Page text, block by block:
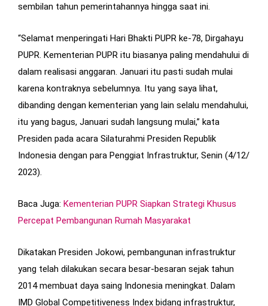
sembilan tahun pemerintahannya hingga saat ini.
“Selamat menperingati Hari Bhakti PUPR ke-78, Dirgahayu
PUPR. Kementerian PUPR itu biasanya paling mendahului di
dalam realisasi anggaran. Januari itu pasti sudah mulai
karena kontraknya sebelumnya. Itu yang saya lihat,
dibanding dengan kementerian yang lain selalu mendahului,
itu yang bagus, Januari sudah langsung mulai,” kata
Presiden pada acara Silaturahmi Presiden Republik
Indonesia dengan para Penggiat Infrastruktur, Senin (4/12/
2023).
Baca Juga: Kementerian PUPR Siapkan Strategi Khusus
Percepat Pembangunan Rumah Masyarakat
Dikatakan Presiden Jokowi, pembangunan infrastruktur
yang telah dilakukan secara besar-besaran sejak tahun
2014 membuat daya saing Indonesia meningkat. Dalam
IMD Global Competitiveness Index bidang infrastruktur,